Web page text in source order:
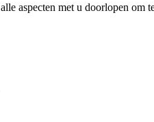
aspecten met u doorlopen om